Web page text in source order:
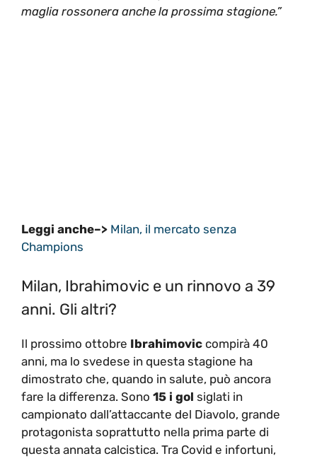
maglia rossonera anche la prossima stagione.”
Leggi anche–> Milan, il mercato senza
Champions
Milan, Ibrahimovic e un rinnovo a 39
anni. Gli altri?
Il prossimo ottobre Ibrahimovic compirà 40
anni, ma lo svedese in questa stagione ha
dimostrato che, quando in salute, può ancora
fare la differenza. Sono 15 i gol siglati in
campionato dall’attaccante del Diavolo, grande
protagonista soprattutto nella prima parte di
questa annata calcistica. Tra Covid e infortuni,